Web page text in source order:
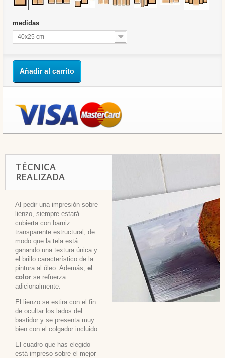
medidas
40x25 cm
Añadir al carrito
TÉCNICA
REALIZADA
Al pedir una impresión sobre
lienzo, siempre estará
cubierta con barniz
transparente estructural, de
modo que la tela está
ganando una textura única y
el brillo característico de la
pintura al óleo. Además, el
color se refuerza
adicionalmente.
El lienzo se estira con el fin
de ocultar los lados del
bastidor y se presenta muy
bien con el colgador incluido.
El cuadro que has elegido
está impreso sobre el mejor